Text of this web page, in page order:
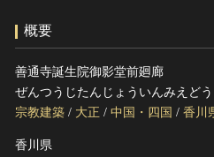
文化遺産データベース
国指定文化財等データベース
概要
善通寺誕生院御影堂前廻廊
ぜんつうじたんじょういんみえど
宗教建築 / 大正 / 中国・四国 / 香川
香川県